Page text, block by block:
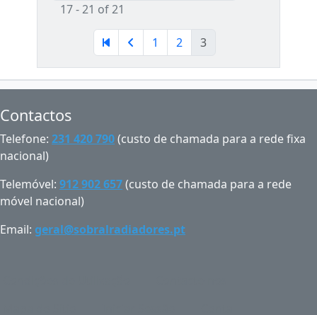
17 - 21 of 21
1 2 3
Contactos
Telefone: 231 420 790(custo de chamada para a rede fixa
nacional)
Telemóvel: 912 902 657(custo de chamada para a rede
móvel nacional)
Email: geral@sobralradiadores.pt